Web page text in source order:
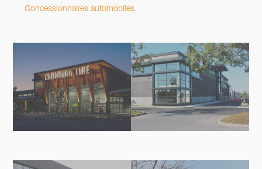
Concessionnaires automobiles